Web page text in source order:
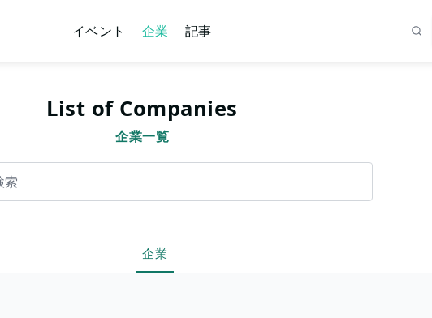
イベント 企業 記事
List of Companies
企業一覧
企業